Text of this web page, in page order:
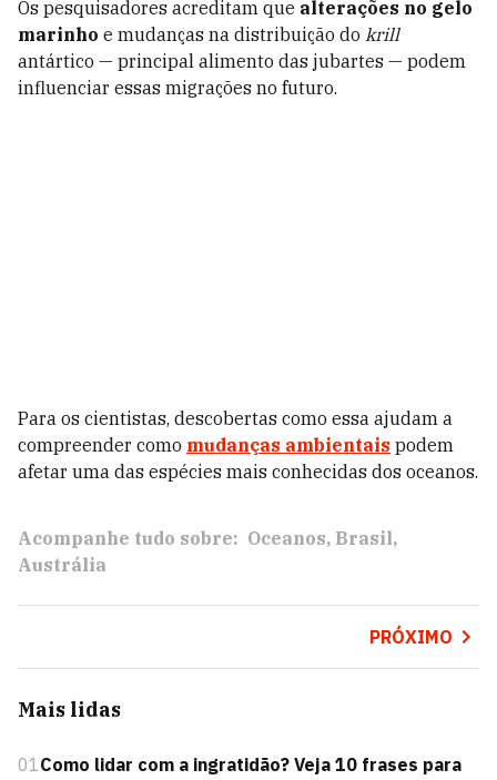
Os pesquisadores acreditam que alterações no gelo
marinho e mudanças na distribuição do krill
antártico — principal alimento das jubartes — podem
influenciar essas migrações no futuro.
Para os cientistas, descobertas como essa ajudam a
compreender como mudanças ambientais podem
afetar uma das espécies mais conhecidas dos oceanos.
Acompanhe tudo sobre: Oceanos Brasil
Austrália
PRÓXIMO
Mais lidas
01Como lidar com a ingratidão? Veja 10 frases para